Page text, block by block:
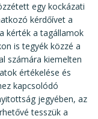
egy kockázati
kérdőívet a
kérték a tagállamok
is tegyék közzé a
számára kiemelten
értékelése és
kapcsolódó
jegyében, az
tesszük a